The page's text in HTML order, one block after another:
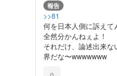
報告
>>81
何を日本人側に訴えて
全然分かんねぇよ！
それだけ、論述出来
界だな〜wwwwwww